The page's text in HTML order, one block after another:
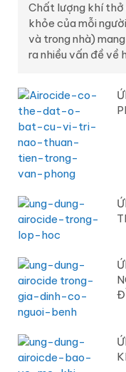
Chất lượng khí
khỏe của mỗi
và trong nhà)
ra nhiều vấn đề về